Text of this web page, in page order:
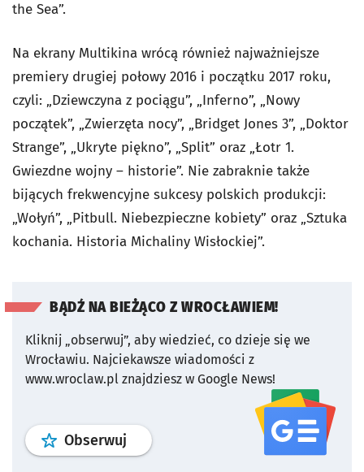
the Sea”.
Na ekrany Multikina wrócą również najważniejsze
premiery drugiej połowy 2016 i początku 2017 roku,
czyli: „Dziewczyna z pociągu”, „Inferno”, „Nowy
początek”, „Zwierzęta nocy”, „Bridget Jones 3”, „Doktor
Strange”, „Ukryte piękno”, „Split” oraz „Łotr 1.
Gwiezdne wojny – historie”. Nie zabraknie także
bijących frekwencyjne sukcesy polskich produkcji:
„Wołyń”, „Pitbull. Niebezpieczne kobiety” oraz „Sztuka
kochania. Historia Michaliny Wisłockiej”.
BĄDŹ NA BIEŻĄCO Z WROCŁAWIEM!
Kliknij „obserwuj”, aby wiedzieć, co dzieje się we
Wrocławiu. Najciekawsze wiadomości z
www.wroclaw.pl znajdziesz w Google News!
Obserwuj profil serwisu